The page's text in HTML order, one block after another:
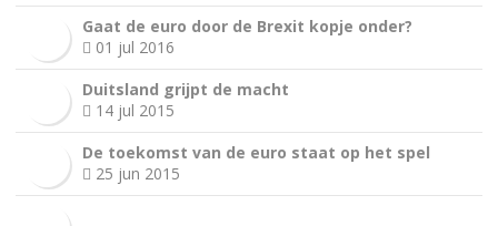
Gaat de euro door de Brexit kopje onder?
01 jul 2016
Duitsland grijpt de macht
14 jul 2015
De toekomst van de euro staat op het spel
25 jun 2015